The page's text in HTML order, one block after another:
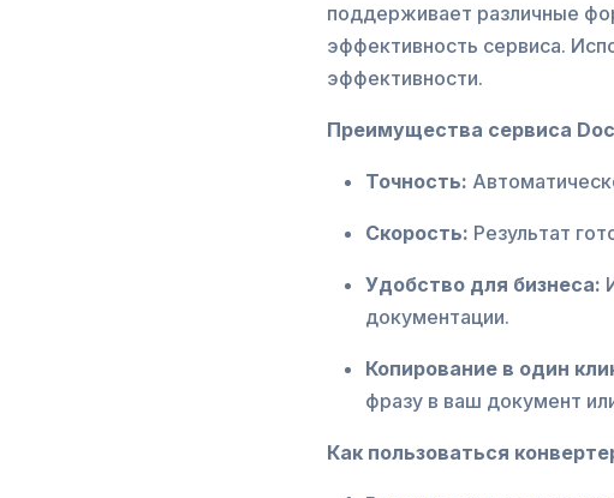
поддерживает различные
эффективность сервиса.
эффективности.
Преимущества сервиса
Точность:
Скорость: Результат
Удобство для бизнеса:
документации.
Копирование в один
фразу в ваш документ
Как пользоваться